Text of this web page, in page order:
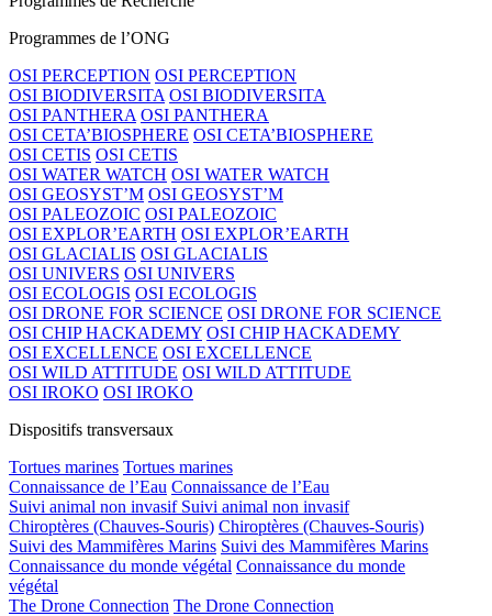
Programmes de l’ONG
OSI PERCEPTION OSI PERCEPTION
OSI BIODIVERSITA OSI BIODIVERSITA
OSI PANTHERA OSI PANTHERA
OSI CETA’BIOSPHERE OSI CETA’BIOSPHERE
OSI CETIS OSI CETIS
OSI WATER WATCH OSI WATER WATCH
OSI GEOSYST’M OSI GEOSYST’M
OSI PALEOZOIC OSI PALEOZOIC
OSI EXPLOR’EARTH OSI EXPLOR’EARTH
OSI GLACIALIS OSI GLACIALIS
OSI UNIVERS OSI UNIVERS
OSI ECOLOGIS OSI ECOLOGIS
OSI DRONE FOR SCIENCE OSI DRONE FOR SCIENCE
OSI CHIP HACKADEMY OSI CHIP HACKADEMY
OSI EXCELLENCE OSI EXCELLENCE
OSI WILD ATTITUDE OSI WILD ATTITUDE
OSI IROKO OSI IROKO
Dispositifs transversaux
Tortues marines Tortues marines
Connaissance de l’Eau Connaissance de l’Eau
Suivi animal non invasif Suivi animal non invasif
Chiroptères (Chauves-Souris) Chiroptères (Chauves-Souris)
Suivi des Mammifères Marins Suivi des Mammifères Marins
Connaissance du monde végétal Connaissance du monde
végétal
The Drone Connection The Drone Connection